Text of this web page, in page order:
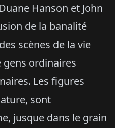
Hanson et John
de la banalité
scènes de la vie
gens ordinaires
Les figures
sont
jusque dans le grain